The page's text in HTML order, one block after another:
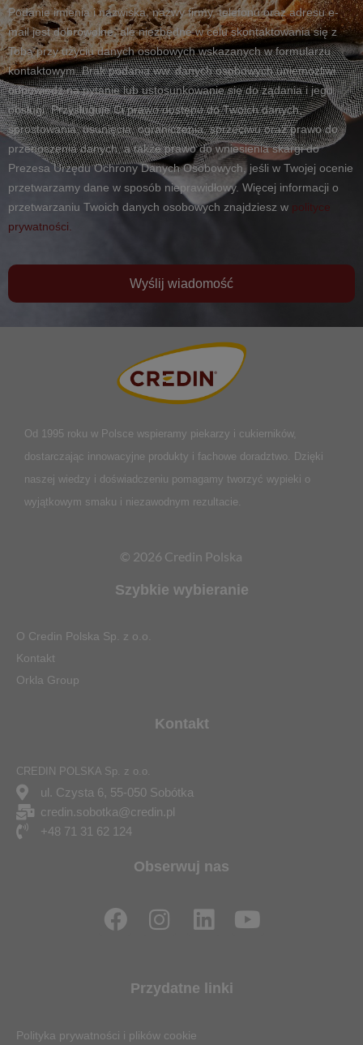
Podanie imienia i nazwiska, nazwy firmy, telefonu oraz adresu e-
mail jest dobrowolne, ale niezbędne w celu skontaktowania się z
Tobą przy użyciu danych osobowych wskazanych w formularzu
kontaktowym. Brak podania ww. danych osobowych uniemożliwi
odpowiedź na pytanie lub ustosunkowanie się do żądania i jego
obsługi. Przysługuje Ci prawo dostępu do Twoich danych,
sprostowania, usunięcia, ograniczenia, sprzeciwu oraz prawo do
przenoszenia danych, a także prawo do wniesienia skargi do
Prezesa Urzędu Ochrony Danych Osobowych, jeśli w Twojej ocenie
przetwarzamy dane w sposób nieprawidłowy. Więcej informacji o
przetwarzaniu Twoich danych osobowych znajdziesz w polityce
prywatności.
Wyślij wiadomość
Od 1995 roku w Polsce wspieramy piekarzy i cukierników,
dostarczając innowacyjne produkty i fachowe doradztwo. Dzięki
naszej wiedzy i doświadczeniu pomagamy tworzyć wypieki o
wyjątkowym smaku i niezawodnym rezultacie.
© 2026 Credin Polska
Szybkie wybieranie
O Credin Polska Sp. z o.o.
Kontakt
Orkla Group
Kontakt
CREDIN POLSKA Sp. z o.o.
ul. Czysta 6, 55-050 Sobótka
credin.sobotka@credin.pl
+48 71 31 62 124
Obserwuj nas
F
a
o
I
n
t
g
L
i
k
Y
o
Przydatne linki
Polityka prywatności i plików cookie